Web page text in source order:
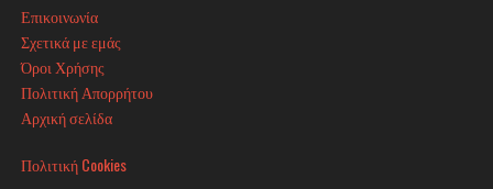
Επικοινωνία
Σχετικά με εμάς
Όροι Χρήσης
Πολιτική Απορρήτου
Αρχική σελίδα
Πολιτική Cookies